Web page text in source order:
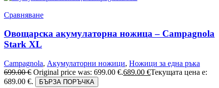
Сравняване
Овощарска акумулаторна ножица – Campagnola
Stark XL
Campagnola, Акумулаторни ножици, Ножици за една ръка
699.00€ Original price was: 699.00 €.689.00 €Текущата цена е:
689.00 €.
БЪРЗА ПОРЪЧКА